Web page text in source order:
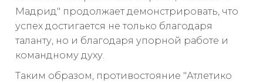
Мадрид" продолжает демонстрировать, что
успех достигается не только благодаря
таланту, но и благодаря упорной работе и
командному духу.
Таким образом, противостояние "Атлетико